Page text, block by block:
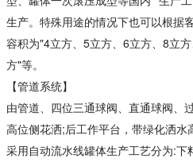
生产。特殊用途的情况下也可以根据
容积为"4立方、5立方、6立方、8立
方"等。
【管道系统】
由管道、四位三通球阀、直通球阀、
高位侧花洒;后工作平台，带绿化洒水
采用自动流水线罐体生产工艺分为: